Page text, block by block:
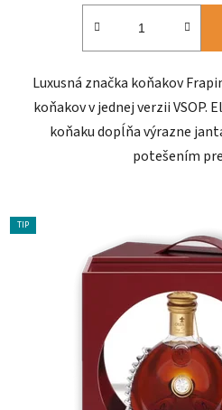
Luxusná značka koňakov
koňakov v jednej verzii VSOP.
koňaku dopĺňa výrazne
potešením
TIP